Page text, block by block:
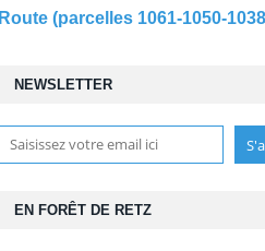
NEWSLETTER
EN FORÊT DE RETZ
Route (parcelles 1061-1050-